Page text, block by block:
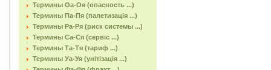
Термины Оа-Оя (опасность ...)
Термины Па-Пя (палетизація ...)
Термины Ра-Ря (риск системы ...)
Термины Са-Ся (сервіс ...)
Термины Та-Тя (тариф ...)
Термины Уа-Уя (унітізація ...)